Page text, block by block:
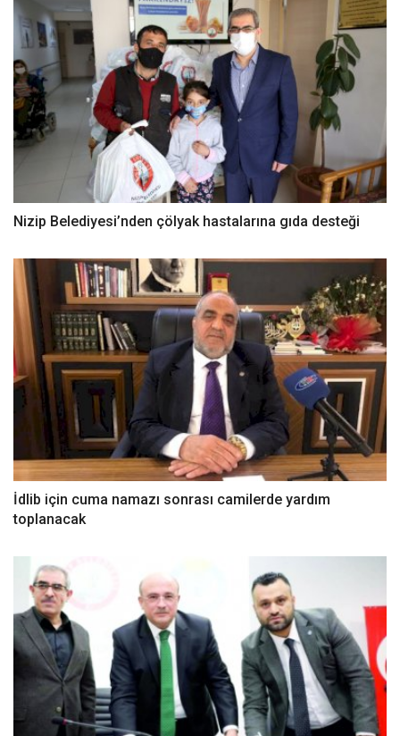
Nizip Belediyesi’nden çölyak hastalarına gıda desteği
İdlib için cuma namazı sonrası camilerde yardım
toplanacak